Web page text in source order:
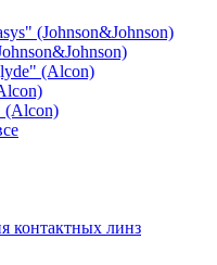
(Johnson&Johnson)
(Alcon)
контактных линз